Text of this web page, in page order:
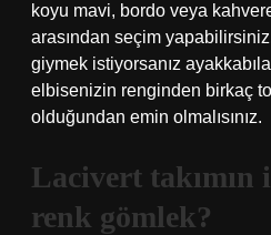
koyu mavi, bordo veya
arasından seçim
giymek istiyorsanız
elbisenizin renginden birkaç
olduğundan emin olmalısınız.
Lacivert takımın
renk gömlek?